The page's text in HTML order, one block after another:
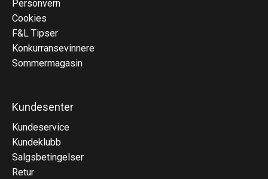
Personvern
Cookies
F&L Tipser
Konkurransevinnere
Sommermagasin
Kundesenter
Kundeservice
Kundeklubb
Salgsbetingelser
Retur